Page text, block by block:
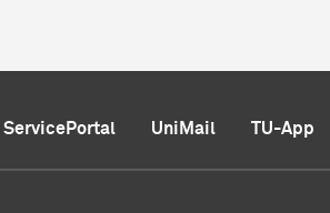
ServicePortal UniMail TU-App